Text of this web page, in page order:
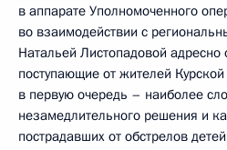
в аппарате Уполномоченного
во взаимодействии с
Натальей Листопадовой адресно
поступающие от жителей
в первую очередь – наиболее
незамедлительного решения и
пострадавших от обстрелов